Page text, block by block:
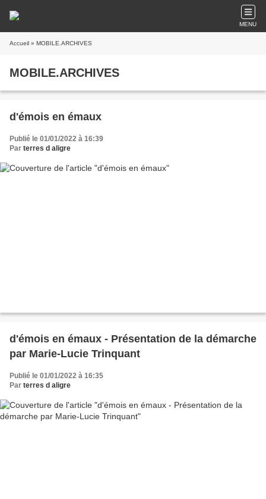
MENU
Accueil » MOBILE.ARCHIVES
MOBILE.ARCHIVES
d'émois en émaux
Publié le 01/01/2022 à 16:39
Par terres d aligre
d'émois en émaux - Présentation de la démarche
par Marie-Lucie Trinquant
Publié le 01/01/2022 à 16:35
Par terres d aligre